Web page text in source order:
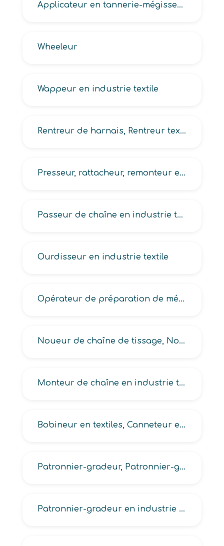
Applicateur en tannerie-mégisserie, Pistoleteur en tannerie-mégisserie
Wheeleur
Wappeur en industrie textile
Rentreur de harnais, Rentreur textile
Presseur, rattacheur, remonteur en industrie textile
Passeur de chaîne en industrie textile
Ourdisseur en industrie textile
Opérateur de préparation de métier en industrie textile
Noueur de chaîne de tissage, Noueur textile
Monteur de chaîne en industrie textile, Monteur de métiers textiles, Monteur regarnisseur de métiers textiles
Bobineur en textiles, Canneteur en industrie textile, Encolleur textile, Extirpeur de fil, Gareur de métiers textiles
Patronnier-gradeur, Patronnier-gradeur en industrie de l’habillement et autres fabrications à base d’étoffes
Patronnier-gradeur en industrie des matériaux souples, Patronnier-gradeur maille